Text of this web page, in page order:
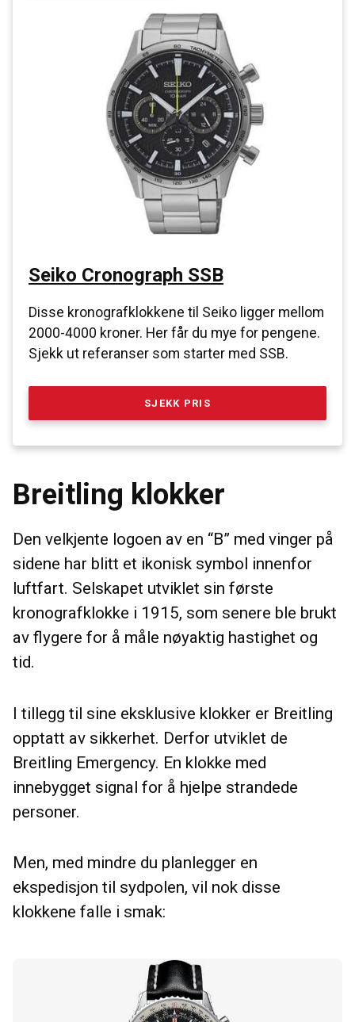
Seiko Cronograph SSB
Disse kronografklokkene til Seiko ligger mellom
2000-4000 kroner. Her får du mye for pengene.
Sjekk ut referanser som starter med SSB.
SJEKK PRIS
Breitling klokker
Den velkjente logoen av en “B” med vinger på
sidene har blitt et ikonisk symbol innenfor
luftfart. Selskapet utviklet sin første
kronografklokke i 1915, som senere ble brukt
av flygere for å måle nøyaktig hastighet og
tid.
I tillegg til sine eksklusive klokker er Breitling
opptatt av sikkerhet. Derfor utviklet de
Breitling Emergency. En klokke med
innebygget signal for å hjelpe strandede
personer.
Men, med mindre du planlegger en
ekspedisjon til sydpolen, vil nok disse
klokkene falle i smak: